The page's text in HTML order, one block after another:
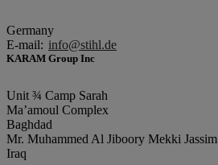
Germany
E-mail: info@stihl.de
KARAM Group Inc
Unit ¾ Camp Sarah
Ma’amoul Complex
Baghdad
Mr. Muhammed Al Jiboory Mekki Jassim
Iraq